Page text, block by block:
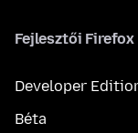
Fejlesztői Firefox
Developer
Béta